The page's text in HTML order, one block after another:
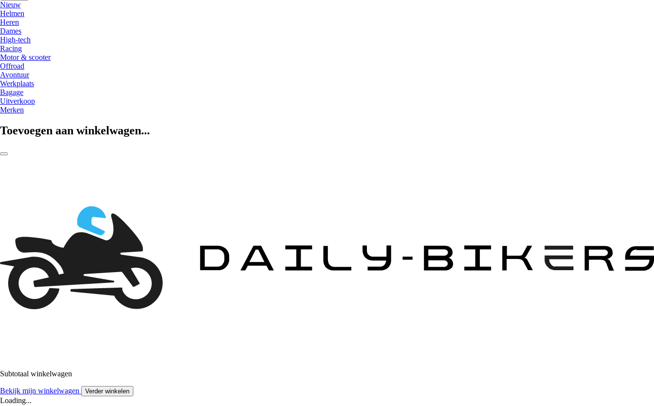
Nieuw
Helmen
Heren
Dames
High-tech
Racing
Motor & scooter
Offroad
Avontuur
Werkplaats
Bagage
Uitverkoop
Merken
Toevoegen aan winkelwagen...
Subtotaal winkelwagen
Bekijk mijn winkelwagen Verder winkelen
Loading...